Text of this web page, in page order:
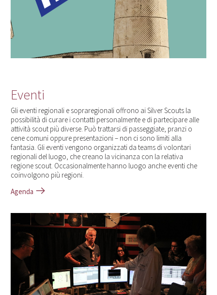
Eventi
Gli eventi regionali e sopraregionali offrono ai Silver Scouts la
possibilità di curare i contatti personalmente e di partecipare alle
attività scout più diverse. Può trattarsi di passeggiate, pranzi o
cene comuni oppure presentazioni – non ci sono limiti alla
fantasia. Gli eventi vengono organizzati da teams di volontari
regionali del luogo, che creano la vicinanza con la relativa
regione scout. Occasionalmente hanno luogo anche eventi che
coinvolgono più regioni.
Agenda